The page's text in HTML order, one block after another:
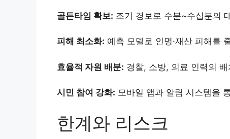
골든타임 확보: 조기 경보로 수분~수십분의
피해 최소화: 예측 모델로 인명·재산 피해를
효율적 자원 배분: 경찰, 소방, 의료 인력의
시민 참여 강화: 모바일 앱과 알림 시스템을
한계와 리스크